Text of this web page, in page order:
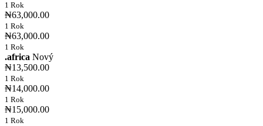
1 Rok
₦63,000.00
1 Rok
₦63,000.00
1 Rok
.africa Nový
₦13,500.00
1 Rok
₦14,000.00
1 Rok
₦15,000.00
1 Rok